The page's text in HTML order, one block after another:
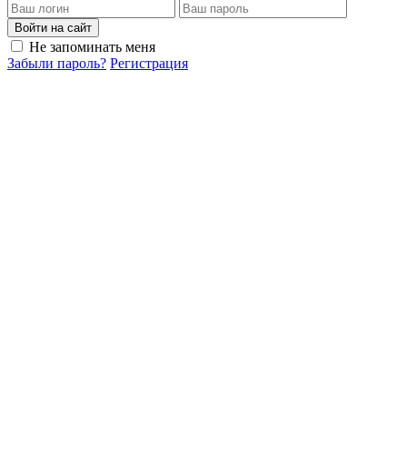
Войти на сайт
Не запоминать меня
Забыли пароль? Регистрация